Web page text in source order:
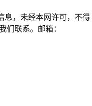
息，未经本网许可，不得
们联系。邮箱：